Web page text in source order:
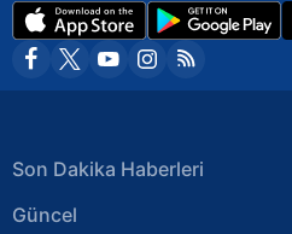
Son Dakika Haberleri
Güncel